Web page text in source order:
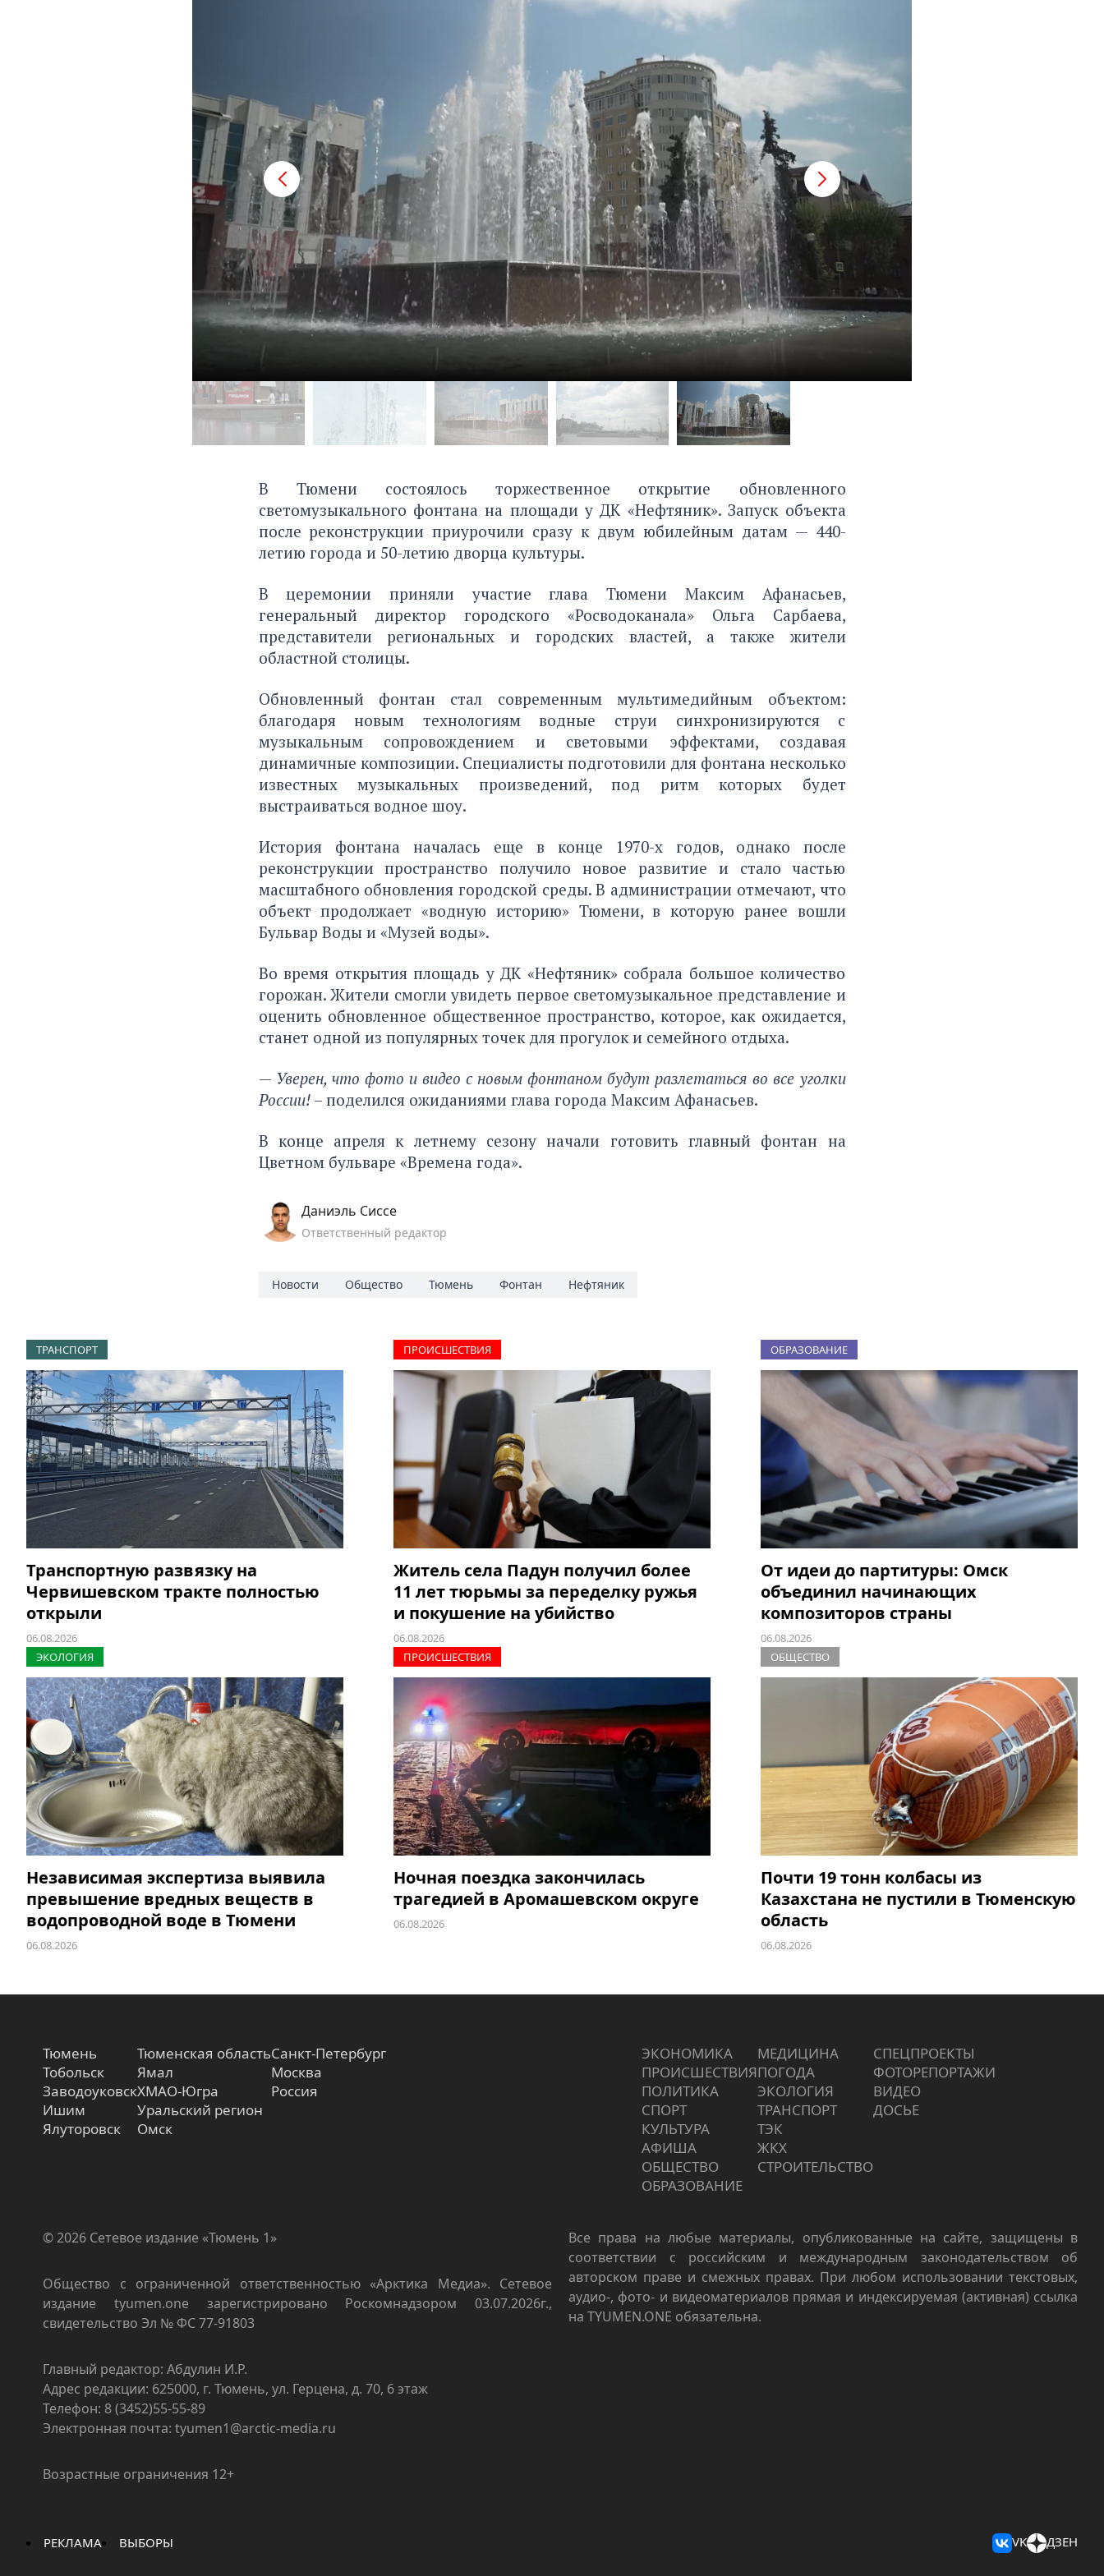
В Тюмени состоялось торжественное открытие обновленного
светомузыкального фонтана на площади у ДК «Нефтяник». Запуск объекта
после реконструкции приурочили сразу к двум юбилейным датам — 440-
летию города и 50-летию дворца культуры.
В церемонии приняли участие глава Тюмени Максим Афанасьев,
генеральный директор городского «Росводоканала» Ольга Сарбаева,
представители региональных и городских властей, а также жители
областной столицы.
Обновленный фонтан стал современным мультимедийным объектом:
благодаря новым технологиям водные струи синхронизируются с
музыкальным сопровождением и световыми эффектами, создавая
динамичные композиции. Специалисты подготовили для фонтана несколько
известных музыкальных произведений, под ритм которых будет
выстраиваться водное шоу.
История фонтана началась еще в конце 1970-х годов, однако после
реконструкции пространство получило новое развитие и стало частью
масштабного обновления городской среды. В администрации отмечают, что
объект продолжает «водную историю» Тюмени, в которую ранее вошли
Бульвар Воды и «Музей воды».
Во время открытия площадь у ДК «Нефтяник» собрала большое количество
горожан. Жители смогли увидеть первое светомузыкальное представление и
оценить обновленное общественное пространство, которое, как ожидается,
станет одной из популярных точек для прогулок и семейного отдыха.
— Уверен, что фото и видео с новым фонтаном будут разлетаться во все уголки
России!– поделился ожиданиями глава города Максим Афанасьев.
В конце апреля к летнему сезонуначали готовить главный фонтан на
Цветном бульваре «Времена года».
Даниэль Сиссе
Ответственный редактор
Новости Общество Тюмень Фонтан Нефтяник
ТРАНСПОРТ
Транспортную развязку на
Червишевском тракте полностью
открыли
06.08.2026
ПРОИCШЕСТВИЯ
Житель села Падун получил более
11 лет тюрьмы за переделку ружья
и покушение на убийство
06.08.2026
ОБРАЗОВАНИЕ
От идеи до партитуры: Омск
объединил начинающих
композиторов страны
06.08.2026
ЭКОЛОГИЯ
Независимая экспертиза выявила
превышение вредных веществ в
водопроводной воде в Тюмени
06.08.2026
ПРОИCШЕСТВИЯ
Ночная поездка закончилась
трагедией в Аромашевском округе
06.08.2026
ОБЩЕСТВО
Почти 19 тонн колбасы из
Казахстана не пустили в Тюменскую
область
06.08.2026
Тюмень
Тобольск
Заводоуковск
Ишим
Ялуторовск
Тюменская область
Ямал
ХМАО-Югра
Уральский регион
Омск
Санкт-Петербург
Москва
Россия
ЭКОНОМИКА
ПРОИCШЕСТВИЯ
ПОЛИТИКА
СПОРТ
КУЛЬТУРА
АФИША
ОБЩЕСТВО
ОБРАЗОВАНИЕ
МЕДИЦИНА
ПОГОДА
ЭКОЛОГИЯ
ТРАНСПОРТ
ТЭК
ЖКХ
СТРОИТЕЛЬСТВО
СПЕЦПРОЕКТЫ
ФОТОРЕПОРТАЖИ
ВИДЕО
ДОСЬЕ
© 2026 Сетевое издание «Тюмень 1»
Общество с ограниченной ответственностью «Арктика Медиа». Сетевое
издание tyumen.one зарегистрировано Роскомнадзором 03.07.2026г.,
свидетельство Эл № ФС 77-91803
Главный редактор: Абдулин И.Р.
Адрес редакции: 625000, г. Тюмень, ул. Герцена, д. 70, 6 этаж
Телефон: 8 (3452)55-55-89
Электронная почта: tyumen1@arctic-media.ru
Возрастные ограничения 12+
Все права на любые материалы, опубликованные на сайте, защищены в
соответствии с российским и международным законодательством об
авторском праве и смежных правах. При любом использовании текстовых,
аудио-, фото- и видеоматериалов прямая и индексируемая (активная) ссылка
на TYUMEN.ONE обязательна.
РЕКЛАМА ВЫБОРЫ VK ДЗЕН